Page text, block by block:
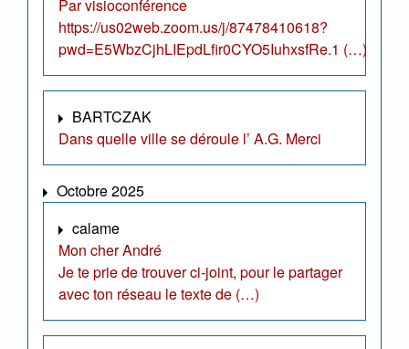
Par visioconférence
https://us02web.zoom.us/j/87478410618?
pwd=E5WbzCjhLIEpdLfir0CYO5IuhxsfRe.1 (…)
BARTCZAK
Dans quelle ville se déroule l’ A.G. Merci
Octobre 2025
calame
Mon cher André
Je te prie de trouver ci-joint, pour le partager
avec ton réseau le texte de (…)